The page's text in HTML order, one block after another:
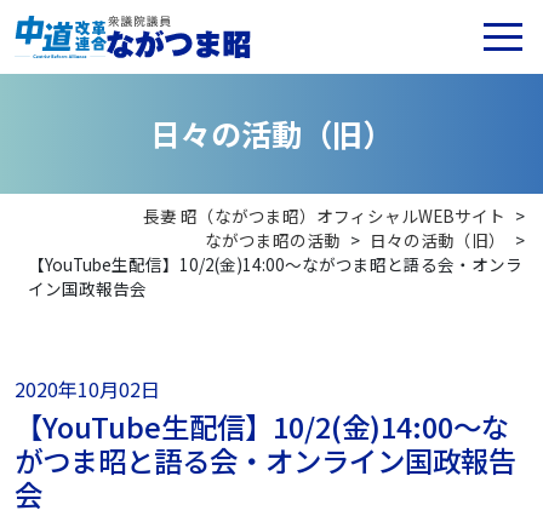
日々の活動 （旧）
長妻 昭（ながつま昭）オフィシャルWEBサイト >
ながつま昭の活動 > 日々の活動（旧）
>
【YouTube生配信】10/2(金)14:00〜ながつま昭と語る会・オンラ
イン国政報告会
2020年10月02日
【YouTube生配信】10/2(金)14:00〜な
がつま昭と語る会・オンライン国政報告
会